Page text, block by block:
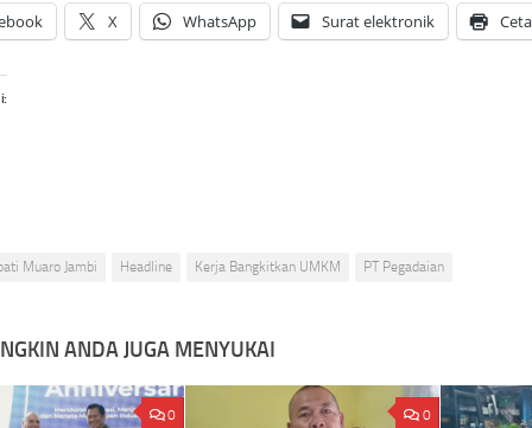
X WhatsApp Surat elektronik
Muaro Jambi Headline Kerja Bangkitkan UMKM PT Pegadaian
ANDA JUGA MENYUKAI
0 0